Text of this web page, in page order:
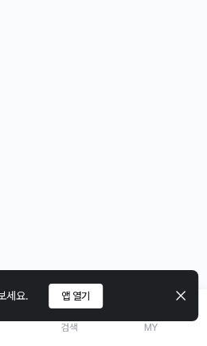
세요. 앱 열기
검색 MY